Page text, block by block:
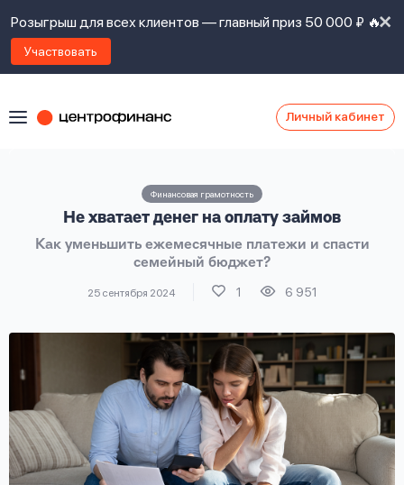
Розыгрыш для всех клиентов — главный приз 50 000 ₽ 🔥
Участвовать
Личный кабинет
Финансовая грамотность
Не хватает денег на оплату займов
Как уменьшить ежемесячные платежи и спасти
семейный бюджет?
25 сентября 2024 1 6 951
контакты
Задать
вопрос
с
предоставления
политикой
обработку
личных
данных